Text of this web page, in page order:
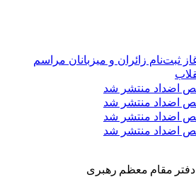
ثبت‌نام زائران و میزبانان مراسم
اضداد منتشر شد
اضداد منتشر شد
اضداد منتشر شد
اضداد منتشر شد
دفتر مقام معظم رهبری